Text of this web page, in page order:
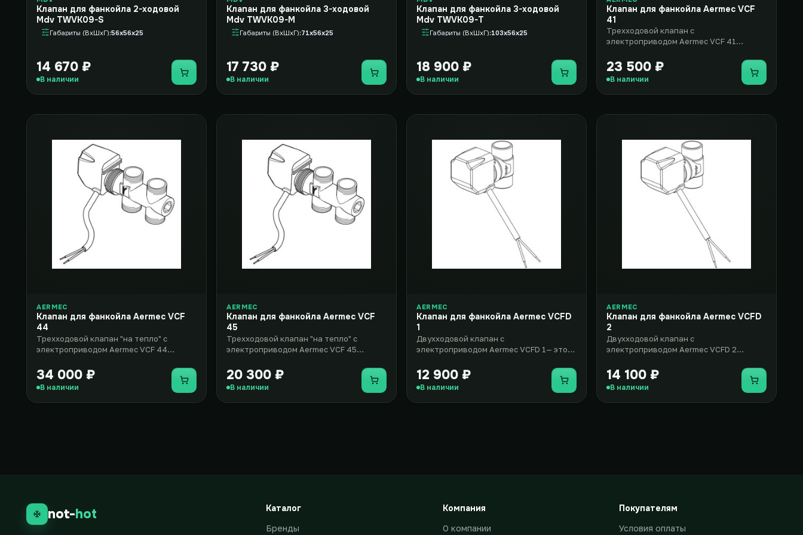
Клапан для фанкойла 2-ходовой
Mdv TWVK09-S
Габариты (ВxШxГ) 56x56x25
14 670 ₽
В наличии Купить
Клапан для фанкойла 3-ходовой
Mdv TWVK09-M
Габариты (ВxШxГ) 71x56x25
17 730 ₽
В наличии Купить
Клапан для фанкойла 3-ходовой
Mdv TWVK09-T
Габариты (ВxШxГ) 103x56x25
18 900 ₽
В наличии Купить
Клапан для фанкойла Aermec VCF
41
Трехходовой клапан с
электроприводом Aermec VCF 41
оборудование дл..
23 500 ₽
В наличии Купить
AERMEC
Клапан для фанкойла Aermec VCF
44
Трехходовой клапан "на тепло" с
электроприводом Aermec VCF 44
фанко..
34 000 ₽
В наличии Купить
AERMEC
Клапан для фанкойла Aermec VCF
45
Трехходовой клапан "на тепло" с
электроприводом Aermec VCF 45
вентилятор..
20 300 ₽
В наличии Купить
AERMEC
Клапан для фанкойла Aermec VCFD
1
Двухходовой клапан с
электроприводом Aermec VCFD 1— это
двумя х..
12 900 ₽
В наличии Купить
AERMEC
Клапан для фанкойла Aermec VCFD
2
Двухходовой клапан с
электроприводом Aermec VCFD 2
оборудования, включаю..
14 100 ₽
В наличии Купить
not-hot Каталог
Бренды
Компания
О компании
Покупателям
Условия оплаты